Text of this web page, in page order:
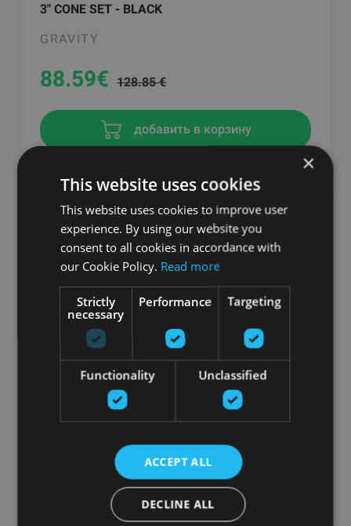
3" CONE SET - BLACK
GRAVITY
88.59€ 128.85 €
добавить в корзину
8" NUNCHUCK SET - BLACK
-31%
115.83 €
добавить в корзину
×
This website uses cookies
This website uses cookies to improve user
experience. By using our website you
consent to all cookies in accordance with
our Cookie Policy. Read more
Strictly
necessary
Performance Targeting
Functionality Unclassified
ACCEPT ALL
DECLINE ALL